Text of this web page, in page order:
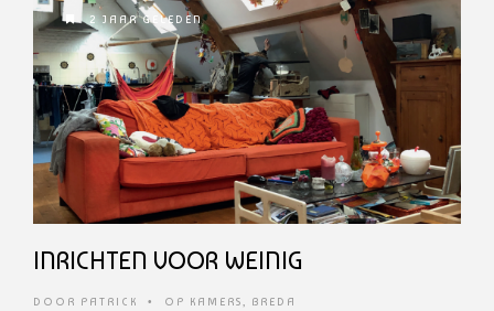
2 JAAR GELEDEN
INRICHTEN VOOR WEINIG
DOOR PATRICK • OP KAMERS, BREDA